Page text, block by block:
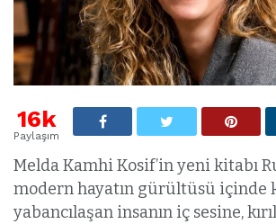
16k
Paylaşım
Melda Kamhi Kosif’in yeni kitabı
modern hayatın gürültüsü içinde
yabancılaşan insanın iç sesine,